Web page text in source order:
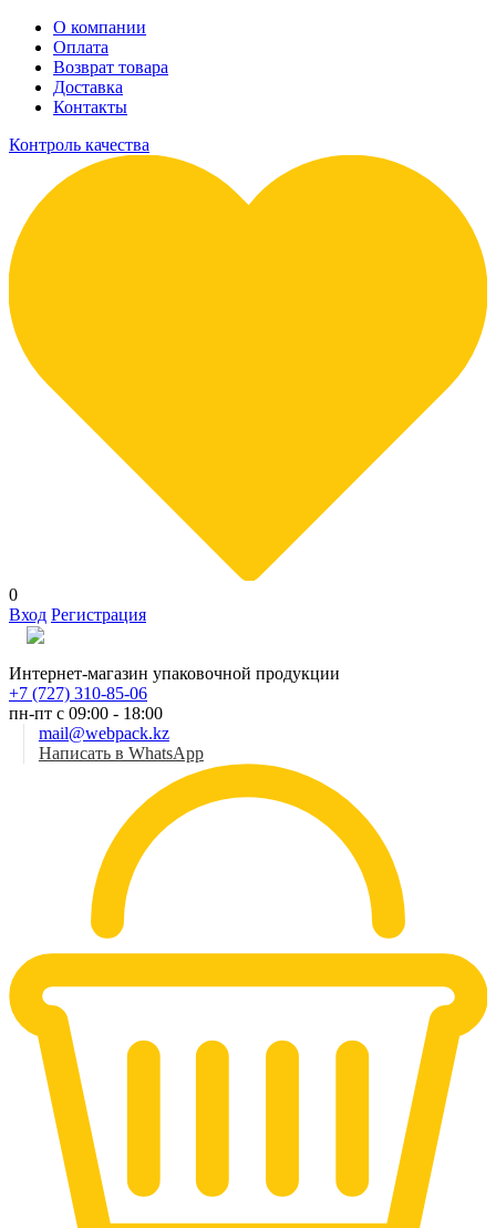
О компании
Оплата
Возврат товара
Доставка
Контакты
Контроль качества
0
Вход Регистрация
Интернет-магазин упаковочной продукции
+7 (727) 310-85-06
пн-пт с 09:00 - 18:00
mail@webpack.kz
Написать в WhatsApp